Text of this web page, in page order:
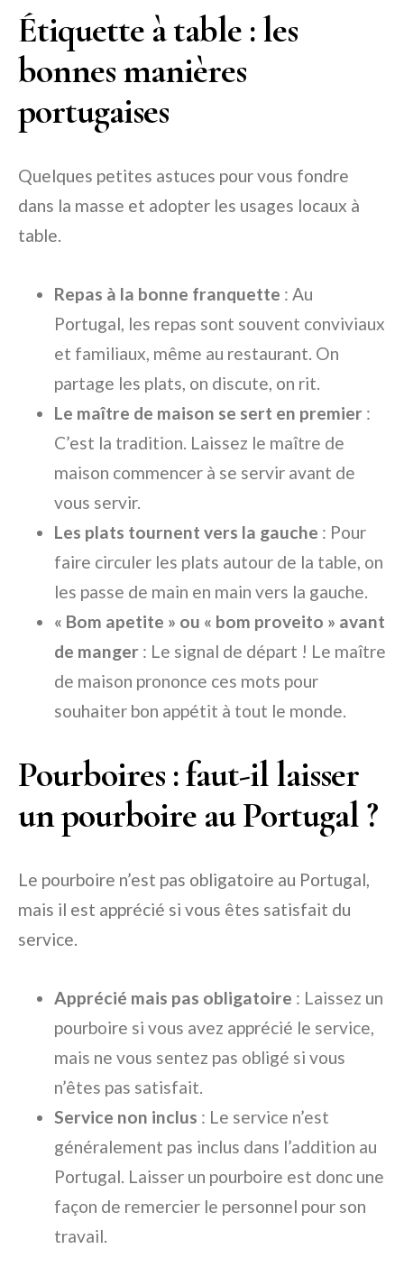
Étiquette à table : les
bonnes manières
portugaises
Quelques petites astuces pour vous fondre
dans la masse et adopter les usages locaux à
table.
Repas à la bonne franquette : Au
Portugal, les repas sont souvent conviviaux
et familiaux, même au restaurant. On
partage les plats, on discute, on rit.
Le maître de maison se sert en premier :
C’est la tradition. Laissez le maître de
maison commencer à se servir avant de
vous servir.
Les plats tournent vers la gauche : Pour
faire circuler les plats autour de la table, on
les passe de main en main vers la gauche.
« Bom apetite » ou « bom proveito » avant
de manger : Le signal de départ ! Le maître
de maison prononce ces mots pour
souhaiter bon appétit à tout le monde.
Pourboires : faut-il laisser
un pourboire au Portugal ?
Le pourboire n’est pas obligatoire au Portugal,
mais il est apprécié si vous êtes satisfait du
service.
Apprécié mais pas obligatoire : Laissez un
pourboire si vous avez apprécié le service,
mais ne vous sentez pas obligé si vous
n’êtes pas satisfait.
Service non inclus : Le service n’est
généralement pas inclus dans l’addition au
Portugal. Laisser un pourboire est donc une
façon de remercier le personnel pour son
travail.